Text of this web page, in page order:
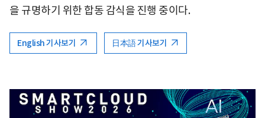
을 규명하기 위한 합동 감식을 진행 중이다.
English 기사보기 日本語 기사보기